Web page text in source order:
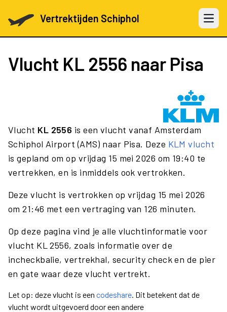
Vertrektijden Schiphol Open
Vlucht KL 2556 naar Pisa
Vlucht KL 2556 is een vlucht vanaf Amsterdam
Schiphol Airport (AMS) naar Pisa. Deze KLM vlucht
is gepland om op vrijdag 15 mei 2026 om 19:40 te
vertrekken, en is inmiddels ook vertrokken.
Deze vlucht is vertrokken op vrijdag 15 mei 2026
om 21:46 met een vertraging van 126 minuten.
Op deze pagina vind je alle vluchtinformatie voor
vlucht KL 2556, zoals informatie over de
incheckbalie, vertrekhal, security check en de pier
en gate waar deze vlucht vertrekt.
Let op: deze vlucht is een codeshare. Dit betekent dat de
vlucht wordt uitgevoerd door een andere